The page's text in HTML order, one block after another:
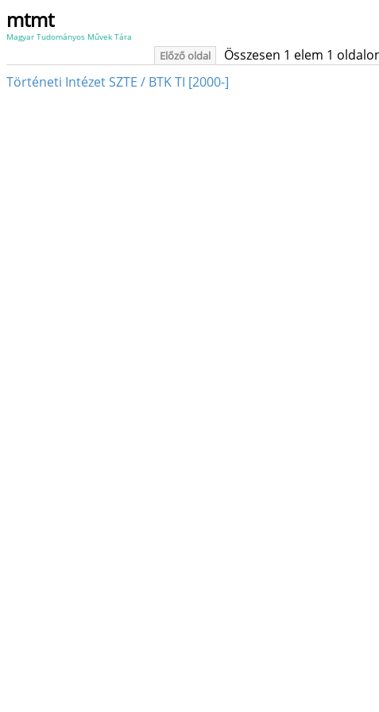
mtmt
Magyar Tudományos Művek Tára
Előző oldal Összesen 1 elem 1
Történeti Intézet SZTE / BTK TI [2000-]